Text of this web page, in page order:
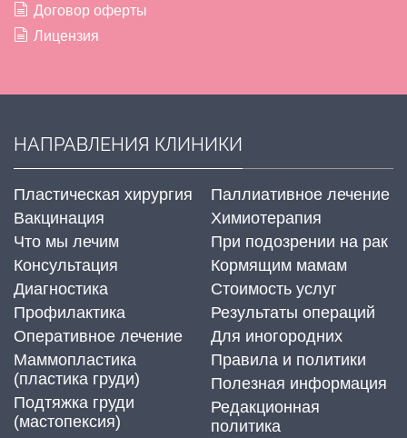
Договор оферты
Лицензия
НАПРАВЛЕНИЯ КЛИНИКИ
Пластическая хирургия
Вакцинация
Что мы лечим
Консультация
Диагностика
Профилактика
Оперативное лечение
Маммопластика
(пластика груди)
Подтяжка груди
(мастопексия)
Паллиативное лечение
Химиотерапия
При подозрении на рак
Кормящим мамам
Стоимость услуг
Результаты операций
Для иногородних
Правила и политики
Полезная информация
Редакционная
политика